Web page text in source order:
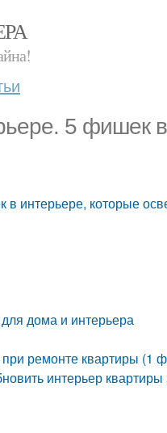
5 фишек
интерьере, которые
дома и интерьера
ремонте квартиры (1
интерьер квартиры